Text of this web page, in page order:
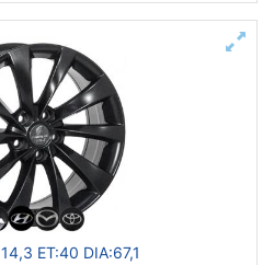
ET:40 DIA:67,1